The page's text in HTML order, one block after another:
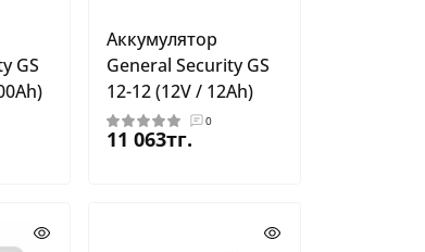
GS
Аккумулятор
General Security GS
12-12 (12V / 12Ah)
0
11 063тг.